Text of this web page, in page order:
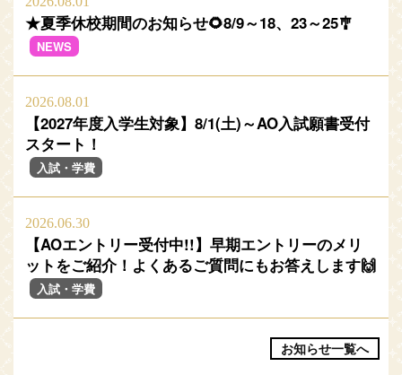
★夏季休校期間のお知らせ🌻8/9～18、23～25🎐
NEWS
2026.08.01
【2027年度入学生対象】8/1(土)～AO入試願書受付
スタート！
入試・学費
2026.06.30
【AOエントリー受付中!!】早期エントリーのメリ
ットをご紹介！よくあるご質問にもお答えします🙌
入試・学費
お知らせ一覧へ